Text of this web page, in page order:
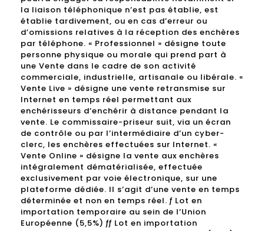
la liaison téléphonique n’est pas établie, est
établie tardivement, ou en cas d’erreur ou
d’omissions relatives à la réception des enchères
par téléphone. « Professionnel » désigne toute
personne physique ou morale qui prend part à
une Vente dans le cadre de son activité
commerciale, industrielle, artisanale ou libérale. «
Vente Live » désigne une vente retransmise sur
Internet en temps réel permettant aux
enchérisseurs d’enchérir à distance pendant la
vente. Le commissaire-priseur suit, via un écran
de contrôle ou par l’intermédiaire d’un cyber-
clerc, les enchères effectuées sur Internet. «
Vente Online » désigne la vente aux enchères
intégralement dématérialisée, effectuée
exclusivement par voie électronique, sur une
plateforme dédiée. Il s’agit d’une vente en temps
déterminée et non en temps réel. ƒ Lot en
importation temporaire au sein de l’Union
Européenne (5,5%) ƒƒ Lot en importation